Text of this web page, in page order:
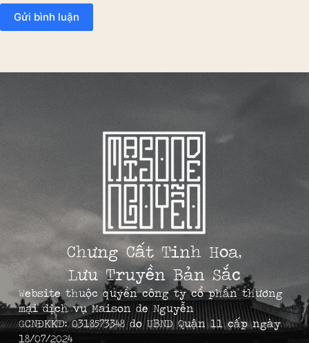
Gửi bình luận
Chưng Cất Tinh Hoa,
Lưu Truyền Bản Sắc
Website thuộc quyền công ty cổ phần thương
mại dịch vụ Maison de Nguyễn
GCNĐKKD: 0318573348 do UBND Quận 11 cấp ngày
18/07/2024